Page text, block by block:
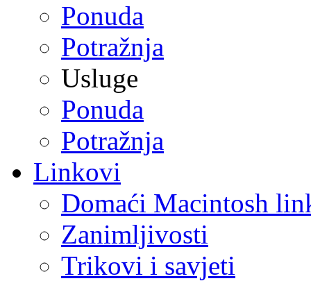
Ponuda
Potražnja
Usluge
Ponuda
Potražnja
Linkovi
Domaći Macintosh
Zanimljivosti
Trikovi i savjeti